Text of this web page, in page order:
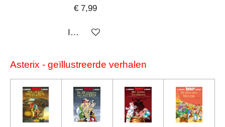
€ 7,99
In winkelwagen
Asterix - geïllustreerde verhalen